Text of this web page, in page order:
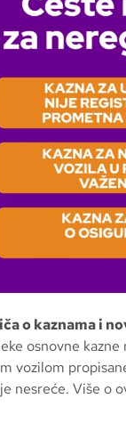
o kaznama i
osnovne
vozilom
nesreće. Više o